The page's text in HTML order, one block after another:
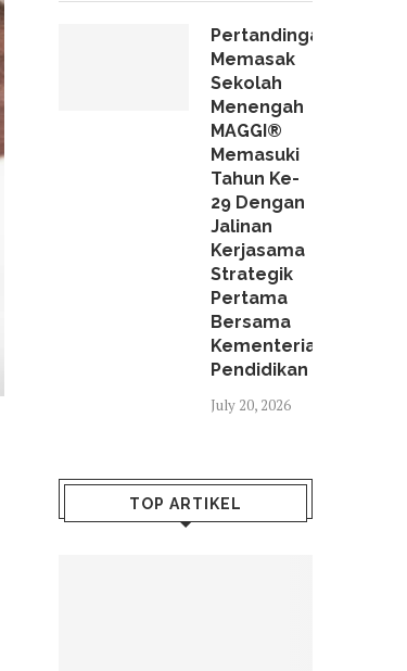
Pertandingan
Memasak
Sekolah
Menengah
MAGGI®
Memasuki
Tahun Ke-
29 Dengan
Jalinan
Kerjasama
Strategik
Pertama
Bersama
Kementerian
Pendidikan
July 20, 2026
TOP ARTIKEL